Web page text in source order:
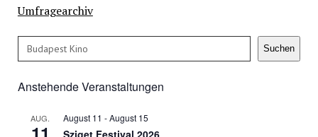
Umfragearchiv
Suchen Suchen
Anstehende Veranstaltungen
AUG. August 11 -August 15
Sziget Festival 2026